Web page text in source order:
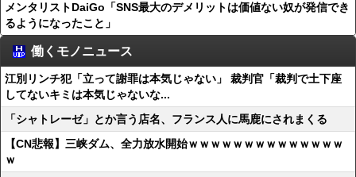
メンタリストDaiGo「SNS最大のデメリットは価値ない奴が発信でき
るようになったこと」
働くモノニュース
江別リンチ犯「立って謝罪は本気じゃない」 裁判官「裁判で土下座
してないキミは本気じゃないな...
「シャトレーゼ」とか言う店名、フランス人に馬鹿にされまくる
【CN悲報】三峡ダム、全力放水開始ｗｗｗｗｗｗｗｗｗｗｗｗｗｗ
ｗ